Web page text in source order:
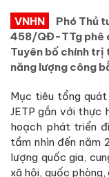
VNHN
Phó Thủ
458/QĐ-TTg phê
Tuyên bố chính trị
năng lượng công
Mục tiêu tổng
JETP gắn với thực
hoạch phát triển
tầm nhìn đến năm
lượng quốc gia,
xã hội, quốc phòng,